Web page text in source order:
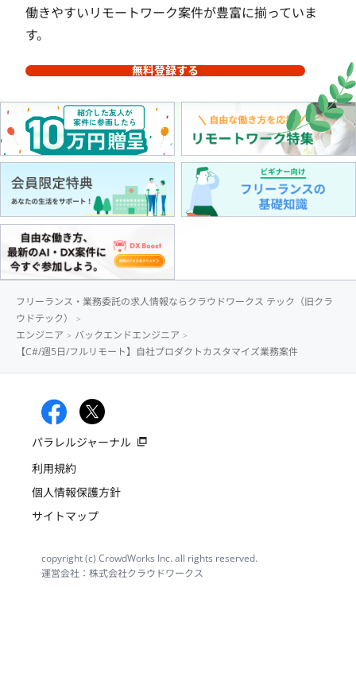
働きやすいリモートワーク案件が豊富に揃っていま
す。
無料登録する
フリーランス・業務委託の求人情報ならクラウドワークス テック（旧クラ
ウドテック）
エンジニア
バックエンドエンジニア
【C#/週5日/フルリモート】自社プロダクトカスタマイズ業務案件
パラレルジャーナル
利用規約
個人情報保護方針
サイトマップ
copyright (c) CrowdWorks Inc. all rights reserved.
運営会社：株式会社クラウドワークス